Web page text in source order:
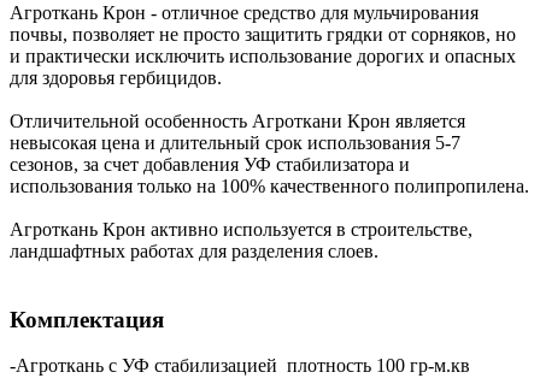
Агроткань Крон - отличное средство для мульчирования
почвы, позволяет не просто защитить грядки от сорняков, но
и практически исключить использование дорогих и опасных
для здоровья гербицидов.
Отличительной особенность Агроткани Крон является
невысокая цена и длительный срок использования 5-7
сезонов, за счет добавления УФ стабилизатора и
использования только на 100% качественного полипропилена.
Агроткань Крон активно используется в строительстве,
ландшафтных работах для разделения слоев.
Комплектация
-Агроткань с УФ стабилизацией плотность 100 гр-м.кв